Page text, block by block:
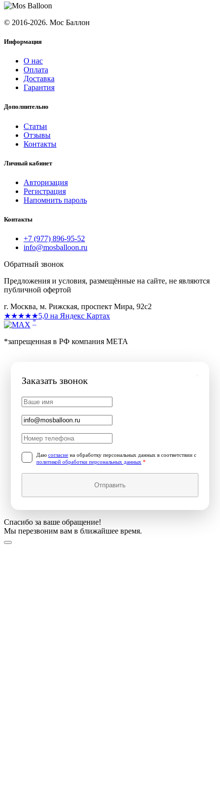
© 2016-2026. Мос Баллон
Информация
О нас
Оплата
Доставка
Гарантия
Дополнительно
Статьи
Отзывы
Контакты
Личный кабинет
Авторизация
Регистрация
Напомнить пароль
Контакты
+7 (977) 896-95-52
info@mosballoon.ru
Обратный звонок
Предложения и условия, размещённые на сайте, не являются
публичной офертой
г. Москва, м. Рижская, проспект Мира, 92с2
★★★★★5,0 на Яндекс Картах
*
*запрещенная в РФ компания МЕТА
Заказать звонок
Даю согласие на обработку персональных данных в соответствии с
политикой обработки персональных данных *
Отправить
Спасибо за ваше обращение!
Мы перезвоним вам в ближайшее время.